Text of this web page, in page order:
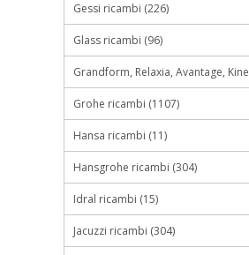
Gessi ricambi (226)
Glass ricambi (96)
Grandform, Relaxia, Avantage,
Grohe ricambi (1107)
Hansa ricambi (11)
Hansgrohe ricambi (304)
Idral ricambi (15)
Jacuzzi ricambi (304)